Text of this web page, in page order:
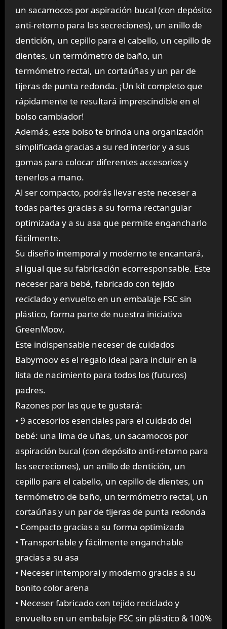
un sacamocos por aspiración bucal (con depósito
anti-retorno para las secreciones), un anillo de
dentición, un cepillo para el cabello, un cepillo de
dientes, un termómetro de baño, un
termómetro rectal, un cortaúñas y un par de
tijeras de punta redonda. ¡Un kit completo que
rápidamente te resultará imprescindible en el
bolso cambiador!
Además, este bolso te brinda una organización
simplificada gracias a su red interior y a sus
gomas para colocar diferentes accesorios y
tenerlos a mano.
Al ser compacto, podrás llevar este neceser a
todas partes gracias a su forma rectangular
optimizada y a su asa que permite engancharlo
fácilmente.
Su diseño intemporal y moderno te encantará,
al igual que su fabricación ecorresponsable. Este
neceser para bebé, fabricado con tejido
reciclado y envuelto en un embalaje FSC sin
plástico, forma parte de nuestra iniciativa
GreenMoov.
Este indispensable neceser de cuidados
Babymoov es el regalo ideal para incluir en la
lista de nacimiento para todos los (futuros)
padres.
Razones por las que te gustará:
• 9 accesorios esenciales para el cuidado del
bebé: una lima de uñas, un sacamocos por
aspiración bucal (con depósito anti-retorno para
las secreciones), un anillo de dentición, un
cepillo para el cabello, un cepillo de dientes, un
termómetro de baño, un termómetro rectal, un
cortaúñas y un par de tijeras de punta redonda
• Compacto gracias a su forma optimizada
• Transportable y fácilmente enganchable
gracias a su asa
• Neceser intemporal y moderno gracias a su
bonito color arena
• Neceser fabricado con tejido reciclado y
envuelto en un embalaje FSC sin plástico & 100%